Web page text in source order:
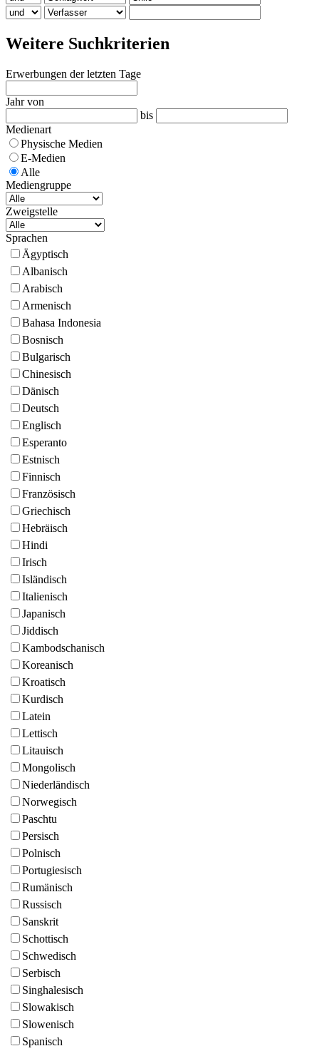
Weitere Suchkriterien
Erwerbungen der letzten Tage
Jahr von
bis
Medienart
Physische Medien
E-Medien
Alle
Mediengruppe
Zweigstelle
Sprachen
Ägyptisch
Albanisch
Arabisch
Armenisch
Bahasa Indonesia
Bosnisch
Bulgarisch
Chinesisch
Dänisch
Deutsch
Englisch
Esperanto
Estnisch
Finnisch
Französisch
Griechisch
Hebräisch
Hindi
Irisch
Isländisch
Italienisch
Japanisch
Jiddisch
Kambodschanisch
Koreanisch
Kroatisch
Kurdisch
Latein
Lettisch
Litauisch
Mongolisch
Niederländisch
Norwegisch
Paschtu
Persisch
Polnisch
Portugiesisch
Rumänisch
Russisch
Sanskrit
Schottisch
Schwedisch
Serbisch
Singhalesisch
Slowakisch
Slowenisch
Spanisch